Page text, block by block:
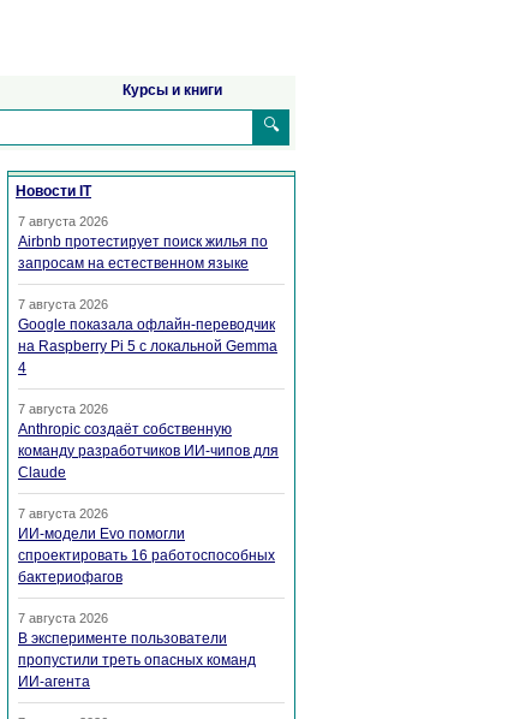
Курсы и книги
🔍
Новости IT
7 августа 2026
Airbnb протестирует поиск жилья по
запросам на естественном языке
7 августа 2026
Google показала офлайн-переводчик
на Raspberry Pi 5 с локальной Gemma
4
7 августа 2026
Anthropic создаёт собственную
команду разработчиков ИИ-чипов для
Claude
7 августа 2026
ИИ-модели Evo помогли
спроектировать 16 работоспособных
бактериофагов
7 августа 2026
В эксперименте пользователи
пропустили треть опасных команд
ИИ-агента